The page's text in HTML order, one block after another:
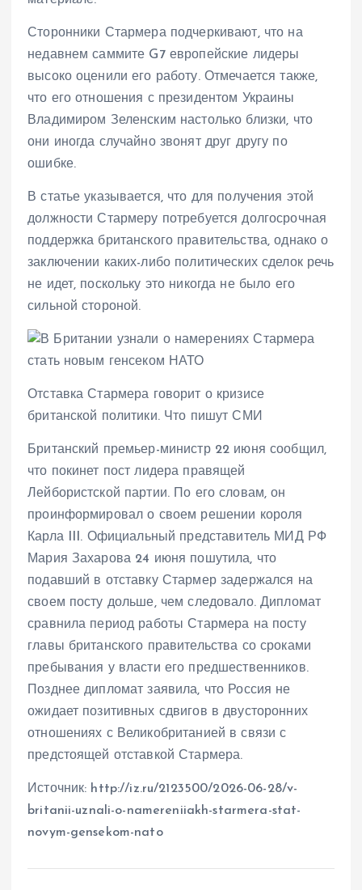
Сторонники Стармера подчеркивают, что на
недавнем саммите G7 европейские лидеры
высоко оценили его работу. Отмечается также,
что его отношения с президентом Украины
Владимиром Зеленским настолько близки, что
они иногда случайно звонят друг другу по
ошибке.
В статье указывается, что для получения этой
должности Стармеру потребуется долгосрочная
поддержка британского правительства, однако о
заключении каких-либо политических сделок речь
не идет, поскольку это никогда не было его
сильной стороной.
Отставка Стармера говорит о кризисе
британской политики. Что пишут СМИ
Британский премьер-министр 22 июня сообщил,
что покинет пост лидера правящей
Лейбористской партии. По его словам, он
проинформировал о своем решении короля
Карла III. Официальный представитель МИД РФ
Мария Захарова 24 июня пошутила, что
подавший в отставку Стармер задержался на
своем посту дольше, чем следовало. Дипломат
сравнила период работы Стармера на посту
главы британского правительства со сроками
пребывания у власти его предшественников.
Позднее дипломат заявила, что Россия не
ожидает позитивных сдвигов в двусторонних
отношениях с Великобританией в связи с
предстоящей отставкой Стармера.
Источник: http://iz.ru/2123500/2026-06-28/v-
britanii-uznali-o-namereniiakh-starmera-stat-
novym-gensekom-nato